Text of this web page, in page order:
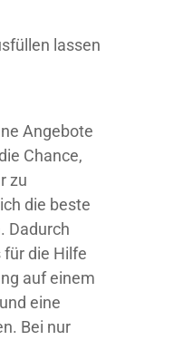
Angebote
Chance,
zu
die beste
Dadurch
für die Hilfe
auf einem
eine
Bei nur